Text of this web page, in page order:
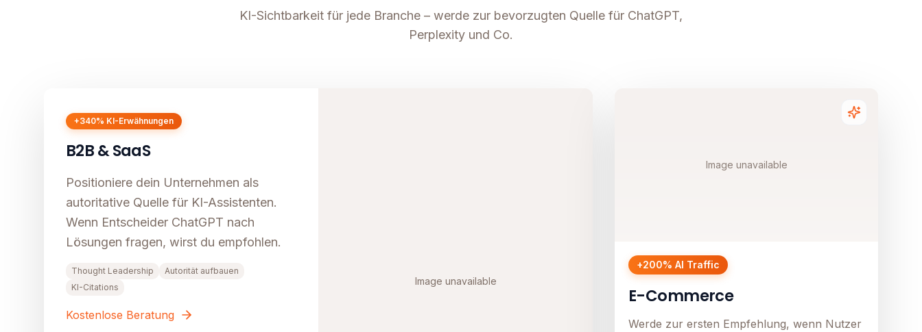
KI-Sichtbarkeit für jede Branche – werde zur bevorzugten Quelle für ChatGPT,
Perplexity und Co.
+340% KI-Erwähnungen
B2B & SaaS
Positioniere dein Unternehmen als
autoritative Quelle für KI-Assistenten.
Wenn Entscheider ChatGPT nach
Lösungen fragen, wirst du empfohlen.
Thought Leadership
Autorität aufbauen
KI-Citations
Kostenlose Beratung
Image unavailable
Image unavailable
+200% AI Traffic
E-Commerce
Werde zur ersten Empfehlung, wenn Nutzer